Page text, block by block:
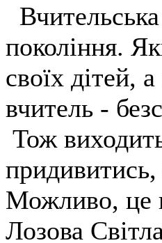
покоління.
своїх дітей,
вчитель -
Тож
Можливо, це
Лозова